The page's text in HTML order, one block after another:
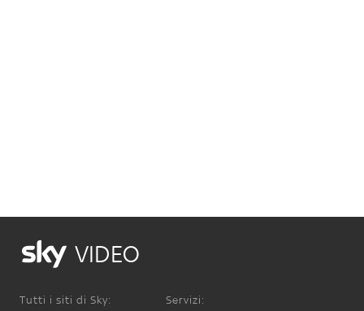
VIDEO
Tutti i siti di Sky: Servizi: